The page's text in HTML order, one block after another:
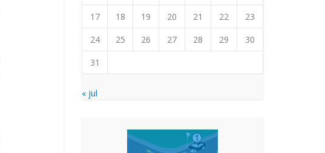
17
18 19 20 21 22
23
24
25 26 27 28 29
30
31
« jul